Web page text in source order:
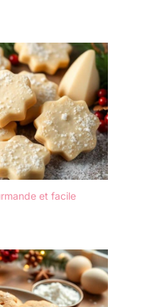
de
les
les baby
et toutes les
et d'autres
glacées, ces
peuvent
être utilisées
des plats
comme le chili,
et la
CAPACITÉ DE
: Peut facilement
une boule
de votre
préférée avec de
de 320 ml.
et facile